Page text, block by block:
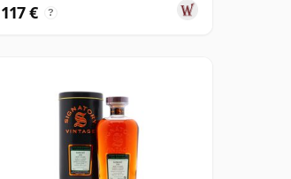
117 € ?